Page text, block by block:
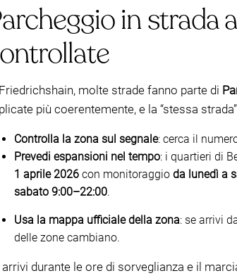
in strada
molte strade fanno parte di
più coerentemente, e la “stessa
Controlla la zona sul segnale: cerca il
Prevedi espansioni nel tempo: i quartieri di
1 aprile 2026 con monitoraggio da lunedì a
sabato 9:00–22:00.
Usa la mappa ufficiale della zona: se arrivi
delle zone cambiano.
arrivi durante le ore di sorveglianza e il